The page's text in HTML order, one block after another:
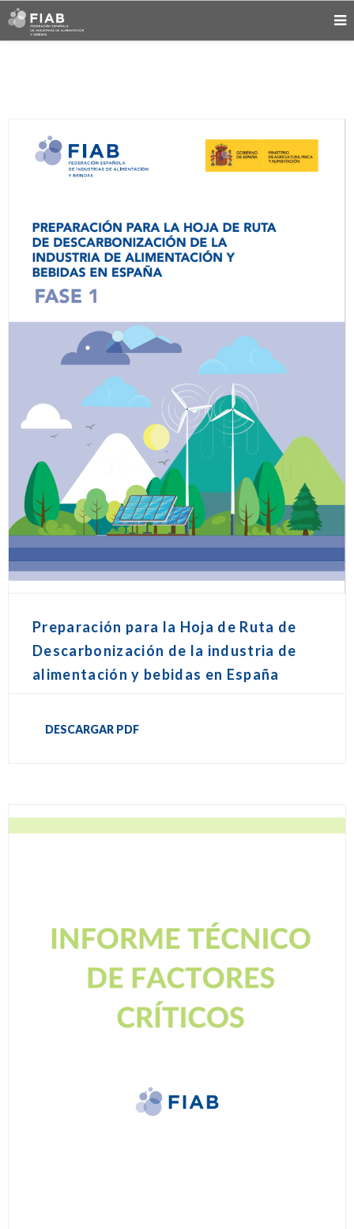
Preparación para la Hoja de Ruta de
Descarbonización de la industria de
alimentación y bebidas en España
DESCARGAR PDF